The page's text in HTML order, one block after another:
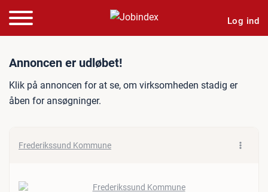
Log ind
Jobannonce: Social og
Annoncen er udløbet!
Klik på annoncen for at se, om virksomheden stadig er
åben for ansøgninger.
Frederikssund Kommune